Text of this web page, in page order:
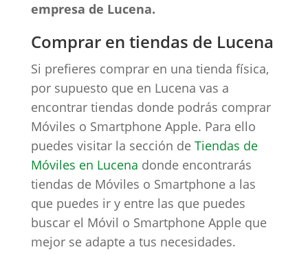
empresa de Lucena.
Comprar en tiendas de Lucena
Si prefieres comprar en una tienda física,
por supuesto que en Lucena vas a
encontrar tiendas donde podrás comprar
Móviles o Smartphone Apple. Para ello
puedes visitar la sección de Tiendas de
Móviles en Lucena donde encontrarás
tiendas de Móviles o Smartphone a las
que puedes ir y entre las que puedes
buscar el Móvil o Smartphone Apple que
mejor se adapte a tus necesidades.